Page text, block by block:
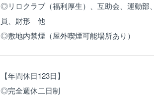
◎リロクラブ（福利厚生）、互助会、運動部
員、財形 他
◎敷地内禁煙（屋外喫煙可能場所あり）
【年間休日123日】
◎完全週休二日制